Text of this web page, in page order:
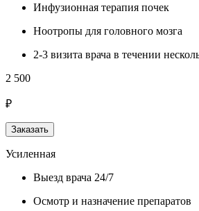
Инфузионная терапия почек
Ноотропы для головного мозга
2-3 визита врача в течении
2 500
₽
Заказать
Усиленная
Выезд врача 24/7
Осмотр и назначение препаратов